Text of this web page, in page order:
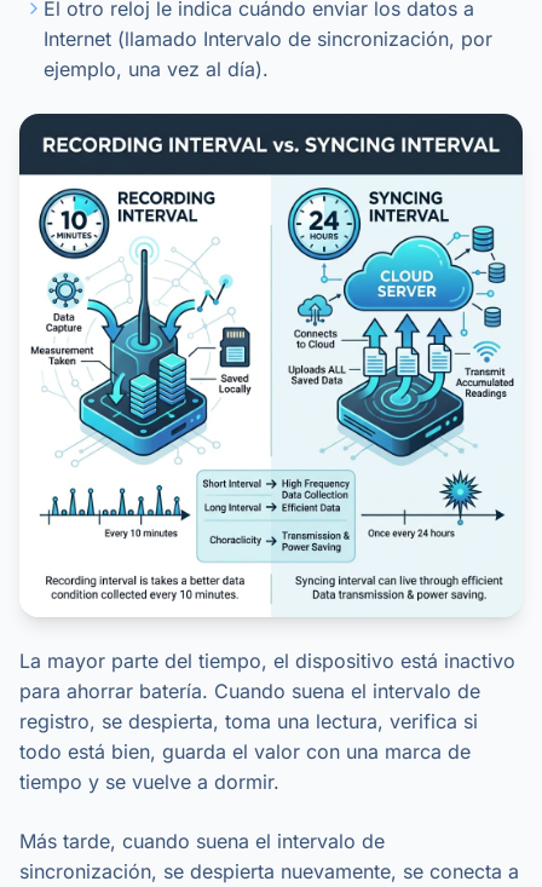
El otro reloj le indica cuándo enviar los datos a
Internet (llamado Intervalo de sincronización, por
ejemplo, una vez al día).
La mayor parte del tiempo, el dispositivo está inactivo
para ahorrar batería. Cuando suena el intervalo de
registro, se despierta, toma una lectura, verifica si
todo está bien, guarda el valor con una marca de
tiempo y se vuelve a dormir.
Más tarde, cuando suena el intervalo de
sincronización, se despierta nuevamente, se conecta a